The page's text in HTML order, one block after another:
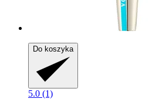
Do koszyka
5.0 (1)